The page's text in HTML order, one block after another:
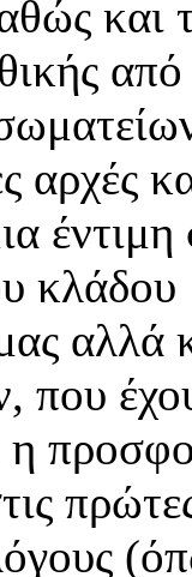
και
αρχές
αλλά
που
η